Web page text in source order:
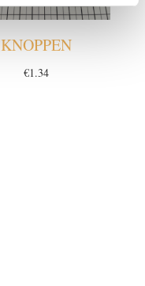
KNOPPEN
€1.34